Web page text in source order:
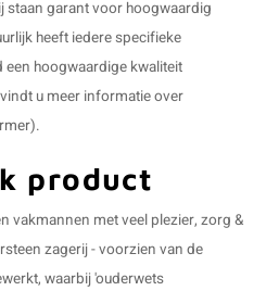
staan garant voor hoogwaardig
heeft iedere specifieke
hoogwaardige kwaliteit
u meer informatie over
).
product
vakmannen met veel plezier, zorg &
zagerij - voorzien van de
waarbij 'ouderwets